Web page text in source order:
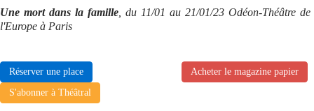
Une mort dans la famille , du 11/01 au 21/01/23 Odéon-Théâtre de
l'Europe à Paris
Réserver une place
Acheter le magazine papier
S'abonner à Théâtral